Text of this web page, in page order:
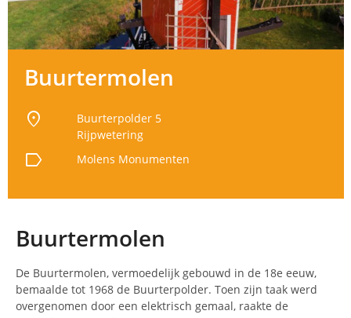
Buurtermolen
location_on
Buurterpolder 5
Rijpwetering
label Molens Monumenten
Buurtermolen
De Buurtermolen, vermoedelijk gebouwd in de 18e eeuw,
bemaalde tot 1968 de Buurterpolder. Toen zijn taak werd
overgenomen door een elektrisch gemaal, raakte de